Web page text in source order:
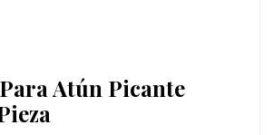
Atún Picante